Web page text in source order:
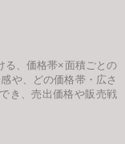
る、価格帯×面積ごとの
や、どの価格帯・広さ
き、売出価格や販売戦